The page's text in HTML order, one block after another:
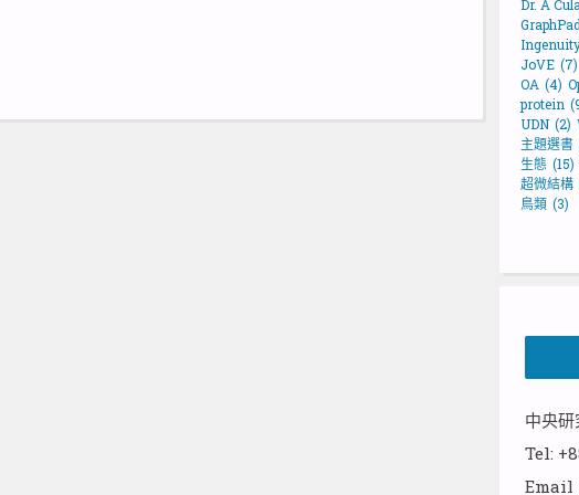
Dr. A
JoVE (7)
OA (4)
protein
UDN (2)
主題選書
生態 (15)
超微結構
鳥類 (3)
中央
Tel:
Email